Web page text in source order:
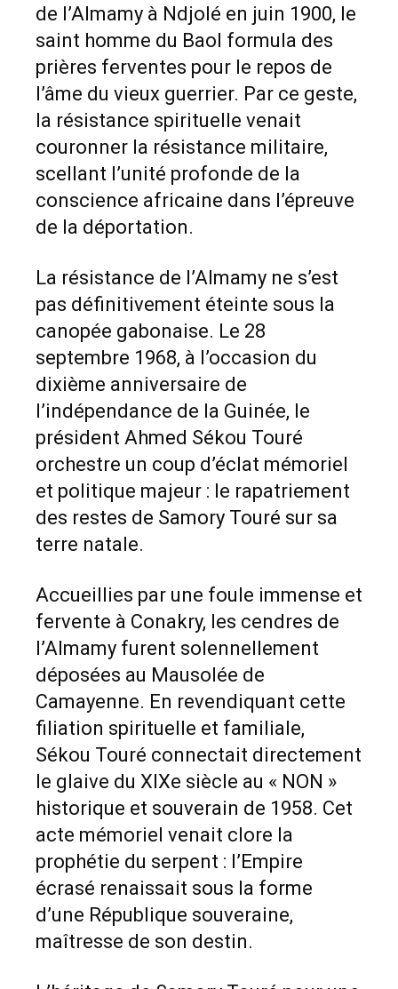
de l’Almamy à Ndjolé en juin 1900, le
saint homme du Baol formula des
prières ferventes pour le repos de
l’âme du vieux guerrier. Par ce geste,
la résistance spirituelle venait
couronner la résistance militaire,
scellant l’unité profonde de la
conscience africaine dans l’épreuve
de la déportation.
La résistance de l’Almamy ne s’est
pas définitivement éteinte sous la
canopée gabonaise. Le 28
septembre 1968, à l’occasion du
dixième anniversaire de
l’indépendance de la Guinée, le
président Ahmed Sékou Touré
orchestre un coup d’éclat mémoriel
et politique majeur : le rapatriement
des restes de Samory Touré sur sa
terre natale.
Accueillies par une foule immense et
fervente à Conakry, les cendres de
l’Almamy furent solennellement
déposées au Mausolée de
Camayenne. En revendiquant cette
filiation spirituelle et familiale,
Sékou Touré connectait directement
le glaive du XIXe siècle au « NON »
historique et souverain de 1958. Cet
acte mémoriel venait clore la
prophétie du serpent : l’Empire
écrasé renaissait sous la forme
d’une République souveraine,
maîtresse de son destin.